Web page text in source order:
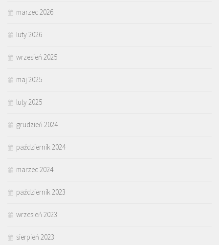
marzec 2026
luty 2026
wrzesień 2025
maj 2025
luty 2025
grudzień 2024
październik 2024
marzec 2024
październik 2023
wrzesień 2023
sierpień 2023